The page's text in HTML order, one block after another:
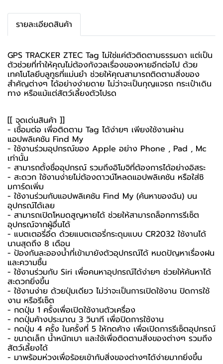
รายละเอียดสินค้า
GPS TRACKER ZTEC Tag ไม่ใช่แค่ตัวติดตามธรรมดา แต่เป็น
ตัวช่วยที่ทำให้คุณไม่ต้องกังวลเรื่องของหายอีกต่อไป ด้วย
เทคโนโลยีบลูทูธที่แม่นยำ ช่วยให้คุณสามารถติดตามสิ่งของ
สำคัญต่างๆ ได้อย่างง่ายดาย ไม่ว่าจะเป็นกุญแจรถ กระเป๋าเดิน
ทาง หรือแม้แต่สัตว์เลี้ยงตัวโปรด
[[ จุดเด่นสินค้า ]]
- เชื่อมต่อ เพื่อติดตาม Tag ได้ง่ายๆ เพียงใช้งานผ่าน
แอปพลิเคชัน Find My
- ใช้งานร่วมอุปกรณ์ของ Apple อย่าง Phone , Pad , Mc
เท่านั้น
- สามารถตั้งชื่ออุปกรณ์ รวมถึงอิโมจิที่ต้องการได้อย่างอิสระ
- สะดวก ใช้งานง่ายไม่ต้องดาวน์โหลดแอปพลิเคชัน หรือใส่ซิ
มการ์ดเพิ่ม
- ใช้งานร่วมกับแอปพลิเคชัน Find My (ค้นหาของฉัน) บน
อุปกรณ์ได้เลย
- สามารถเปิดโหมดสูญหายได้ ช่วยให้สามารถล็อกการรีเซ็ต
อุปกรณ์จากผู้อื่นได้
- แบตเตอรี่อึด ด้วยแบตเตอรี่กระดุมแบบ CR2032 ใช้งานได้
นานสุดถึง 8 เดือน
- ป้องกันละอองน้ำที่เข้ามายังตัวอุปกรณ์ได้ หมดปัญหาเรื่องฝน
และความชื้น
- ใช้งานร่วมกับ Siri เพื่อคนหาอุปกรณ์ได้ง่ายๆ ช่วยให้ค้นหาได้
สะดวกยิ่งขึ้น
- ใช้งานง่าย ด้วยปุ่มเดียว ไม่ว่าจะเป็นการเปิดใช้งาน ปิดการใช้
งาน หรือรีเซ็ต
- กดปุ่ม 1 ครั้งเพื่อเปิดใช้งานตัวเครื่อง
- กดปุ่มค้างประมาณ 3 วินาที เพื่อปิดการใช้งาน
- กดปุ่ม 4 ครั้ง ในครั้งที่ 5 ให้กดค้าง เพื่อเปิดการรีเซ็ตอุปกรณ์
- ขนาดเล็ก น้ำหนักเบา และใช้เพื่อติดตามสิ่งของต่างๆ รวมถึง
สัตว์เลี้ยงได้
- มาพร้อมห่วงเพื่อร้อยเข้ากับสิ่งของต่างๆได้ง่ายมากยิ่งขึ้น